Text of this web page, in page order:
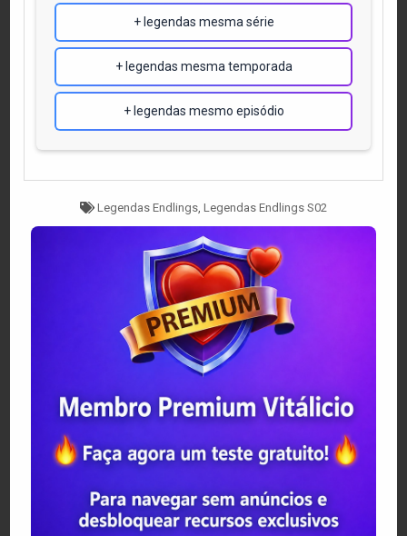
+ legendas mesma série
+ legendas mesma temporada
+ legendas mesmo episódio
Tagged
Legendas Endlings Legendas Endlings S02